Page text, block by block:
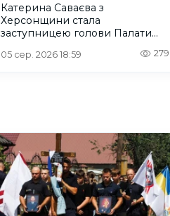
Катерина Саваєва з
Херсонщини стала
заступницею голови Палати
конгресів
05 сер. 2026 18:59 279